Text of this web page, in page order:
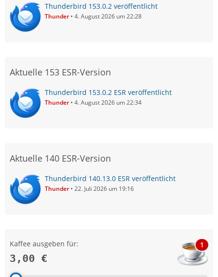
Thunderbird 153.0.2 veröffentlicht
Thunder 4. August 2026 um 22:28
Aktuelle 153 ESR-Version
Thunderbird 153.0.2 ESR veröffentlicht
Thunder 4. August 2026 um 22:34
Aktuelle 140 ESR-Version
Thunderbird 140.13.0 ESR veröffentlicht
Thunder 22. Juli 2026 um 19:16
Kaffee ausgeben für:
3,00 €
1